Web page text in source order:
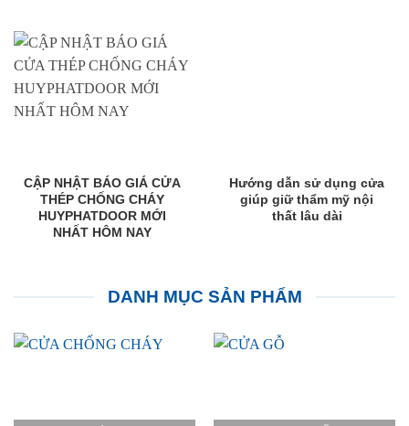
CẬP NHẬT BÁO GIÁ CỬA
THÉP CHỐNG CHÁY
HUYPHATDOOR MỚI
NHẤT HÔM NAY
Hướng dẫn sử dụng cửa
giúp giữ thẩm mỹ nội
thất lâu dài
DANH MỤC SẢN PHẨM